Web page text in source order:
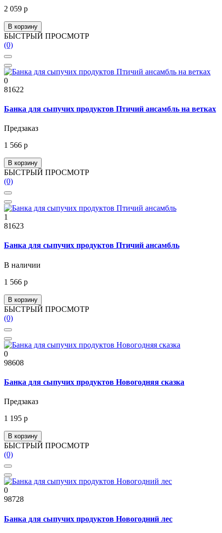
2 059 р
В корзину
БЫСТРЫЙ ПРОСМОТР
(0)
0
81622
Банка для сыпучих продуктов Птичий ансамбль на ветках
Предзаказ
1 566 р
В корзину
БЫСТРЫЙ ПРОСМОТР
(0)
1
81623
Банка для сыпучих продуктов Птичий ансамбль
В наличии
1 566 р
В корзину
БЫСТРЫЙ ПРОСМОТР
(0)
0
98608
Банка для сыпучих продуктов Новогодняя сказка
Предзаказ
1 195 р
В корзину
БЫСТРЫЙ ПРОСМОТР
(0)
0
98728
Банка для сыпучих продуктов Новогодний лес